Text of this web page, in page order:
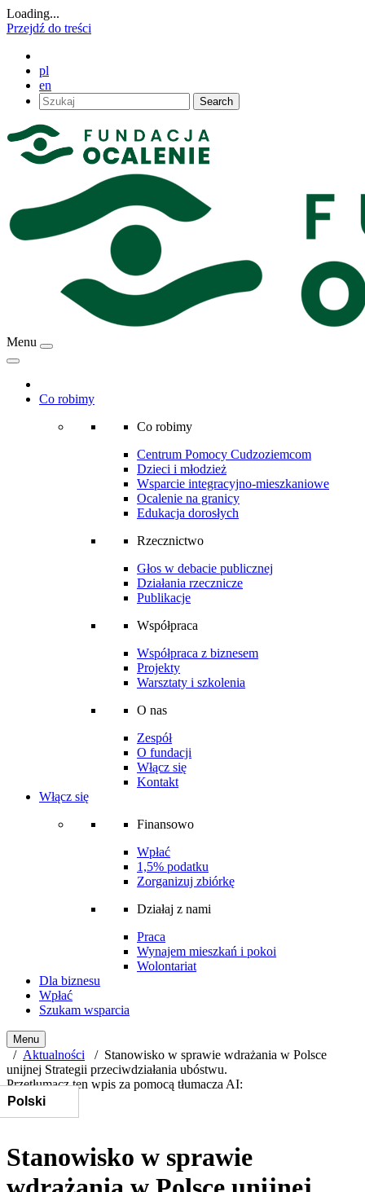
Loading...
Przejdź do treści
pl
en
Search
Menu
Co robimy
Co robimy
Centrum Pomocy Cudzoziemcom
Dzieci i młodzież
Wsparcie integracyjno-mieszkaniowe
Ocalenie na granicy
Edukacja dorosłych
Rzecznictwo
Głos w debacie publicznej
Działania rzecznicze
Publikacje
Współpraca
Współpraca z biznesem
Projekty
Warsztaty i szkolenia
O nas
Zespół
O fundacji
Włącz się
Kontakt
Włącz się
Finansowo
Wpłać
1,5% podatku
Zorganizuj zbiórkę
Działaj z nami
Praca
Wynajem mieszkań i pokoi
Wolontariat
Dla biznesu
Wpłać
Szukam wsparcia
Menu
/ Aktualności / Stanowisko w sprawie wdrażania w Polsce
unijnej Strategii przeciwdziałania ubóstwu.
Przetłumacz ten wpis za pomocą tłumacza AI:
Stanowisko w sprawie